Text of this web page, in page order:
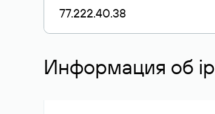
Информация об